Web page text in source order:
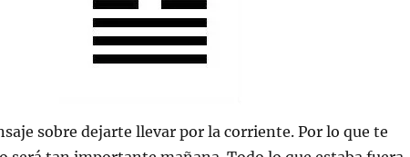
sobre dejarte llevar por la corriente. Por lo que te